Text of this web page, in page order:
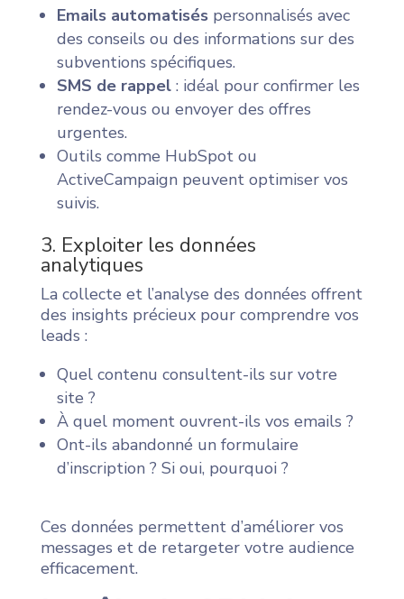
Emails automatiséspersonnalisés avec
des conseils ou des informations sur des
subventions spécifiques.
SMS de rappel: idéal pour confirmer les
rendez-vous ou envoyer des offres
urgentes.
Outils comme HubSpot ou
ActiveCampaign peuvent optimiser vos
suivis.
3. Exploiter les données
analytiques
La collecte et l’analyse des données offrent
des insights précieux pour comprendre vos
leads :
Quel contenu consultent-ils sur votre
site ?
À quel moment ouvrent-ils vos emails ?
Ont-ils abandonné un formulaire
d’inscription ? Si oui, pourquoi ?
Ces données permettent d’améliorer vos
messages et de retargeter votre audience
efficacement.